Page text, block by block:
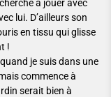
à jouer avec
lui. D’ailleurs son
en tissu qui glisse
!
je suis dans une
commence à
serait bien à